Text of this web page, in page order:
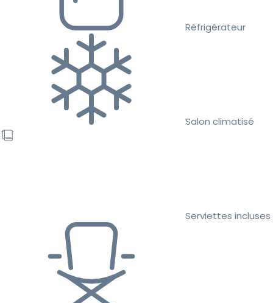
Réfrigérateur
Salon climatisé
Serviettes incluses